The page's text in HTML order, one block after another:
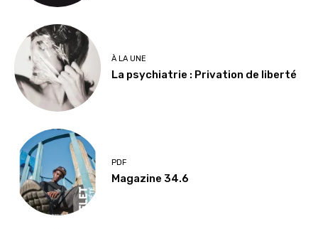
À LA UNE
La psychiatrie : Privation de liberté
PDF
Magazine 34.6